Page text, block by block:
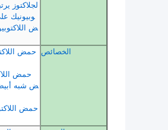
لجلاكتوز
وبيونيك
ض
الخصائص